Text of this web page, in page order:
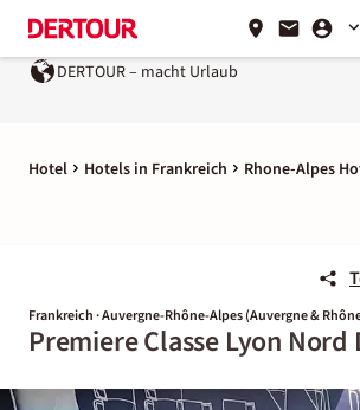
DERTOUR – macht Urlaub
Hotel Hotels in Frankreich Rhone-Alpes
Frankreich · Auvergne-Rhône-Alpes (Auvergne &
Premiere Classe Lyon